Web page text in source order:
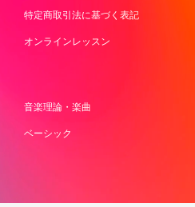
特定商取引法に基づく表記
オンラインレッスン
音楽理論・楽曲
ベーシック